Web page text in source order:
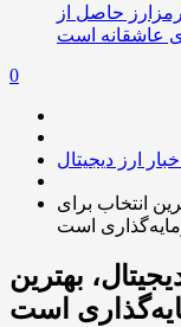
دلار رمزارز حاصل از
عاشقانه است
0
اخبار ارز دیجیتال
انتخاب برای
است
بهترین
است